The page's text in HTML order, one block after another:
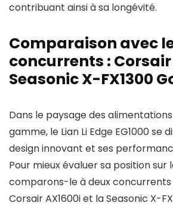
contribuant ainsi à sa longévité.
Comparaison avec
concurrents : Corsair
Seasonic X-FX1300
Dans le paysage des
gamme, le Lian Li Edge EG1000 se
design innovant et ses
Pour mieux évaluer sa position sur
comparons-le à deux concurrents
Corsair AX1600i et la Seasonic X-